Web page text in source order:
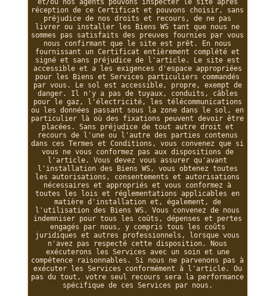
et/ou nos agents pouvons inspecter le site après
réception de ce Certificat et pouvons choisir, sans
préjudice de nos droits et recours, de ne pas
livrer ou installer les Biens WS tant que nous ne
sommes pas satisfaits des preuves fournies par vous
nous confirmant que le site est prêt. En nous
fournissant un Certificat entièrement complété et
signé et sans préjudice de l'article. Le site est
accessible et a les exigences d'espace appropriées
pour les Biens et Services particuliers commandés
par vous. Le sol est accessible, propre, exempt de
danger. Il n'y a pas de tuyaux, conduits, câbles
pour le gaz, l'électricité, les télécommunications
ou les données passant sous la zone dans le sol, en
particulier là où des fixations peuvent devoir être
placées. Sans préjudice de tout autre droit et
recours de l'une ou l'autre des parties contenus
dans ces Termes et Conditions, vous convenez que si
vous ne vous conformez pas aux dispositions de
l'article. Vous devez vous assurer qu'avant
l'installation des Biens WS, vous obtenez toutes
les autorisations, consentements et autorisations
nécessaires et appropriés et vous conformez à
toutes les lois et réglementations applicables en
matière d'installation et, également, de
l'utilisation des Biens WS. Vous convenez de nous
indemniser pour tous les coûts, dépenses et pertes
engagés par nous, y compris tous les coûts
juridiques et autres professionnels, lorsque vous
n'avez pas respecté cette disposition. Nous
exécuterons les Services avec un soin et une
compétence raisonnables. Si nous ne parvenons pas à
exécuter les Services conformément à l'article. Ou
pas du tout, votre seul recours sera la performance
spécifique de ces Services par nous.